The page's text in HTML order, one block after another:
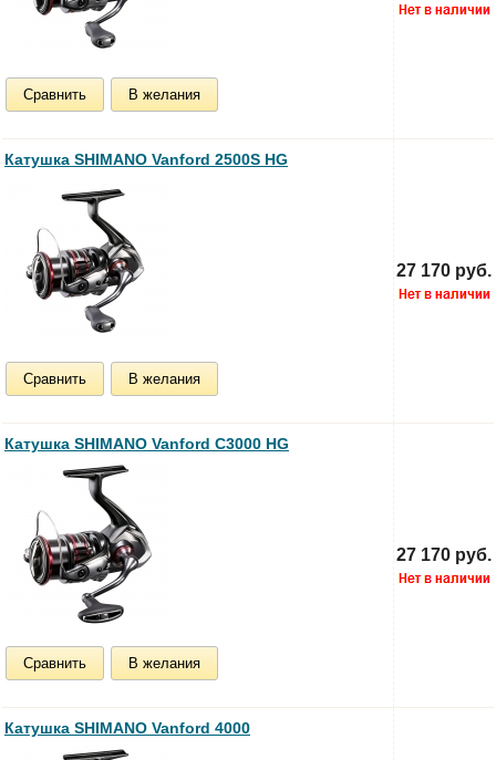
Сравнить В желания
Катушка SHIMANO Vanford 2500S HG
Сравнить В желания
27 170 руб.
Катушка SHIMANO Vanford C3000 HG
Сравнить В желания
27 170 руб.
Катушка SHIMANO Vanford 4000